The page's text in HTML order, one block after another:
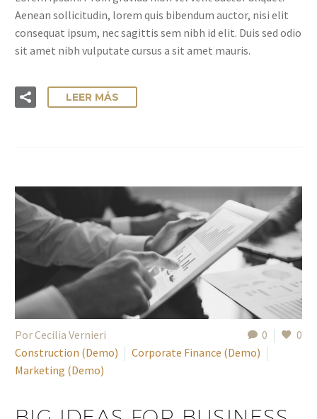
Aenean sollicitudin, lorem quis bibendum auctor, nisi elit
consequat ipsum, nec sagittis sem nibh id elit. Duis sed odio
sit amet nibh vulputate cursus a sit amet mauris.
LEER MÁS
0 0
Por Cecilia Vernieri
Construction (Demo)
Corporate Finance (Demo)
Marketing (Demo)